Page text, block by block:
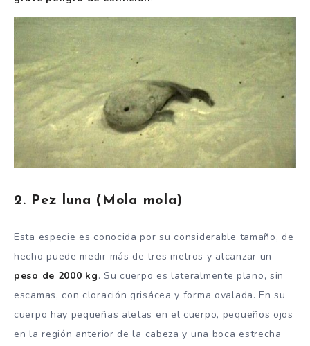
2. Pez luna (Mola mola)
Esta especie es conocida por su considerable tamaño, de
hecho puede medir más de tres metros y alcanzar un
peso de 2000 kg. Su cuerpo es lateralmente plano, sin
escamas, con cloración grisácea y forma ovalada. En su
cuerpo hay pequeñas aletas en el cuerpo, pequeños ojos
en la región anterior de la cabeza y una boca estrecha